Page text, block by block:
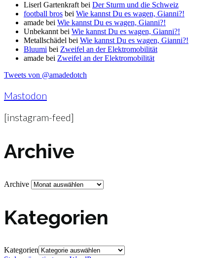
Liserl Gartenkraft bei Der Sturm und die Schweiz
football bros bei Wie kannst Du es wagen, Gianni?!
amade bei Wie kannst Du es wagen, Gianni?!
Unbekannt bei Wie kannst Du es wagen, Gianni?!
Metallschädel bei Wie kannst Du es wagen, Gianni?!
Bluumi bei Zweifel an der Elektromobilität
amade bei Zweifel an der Elektromobilität
Tweets von @amadedotch
Mastodon
[instagram-feed]
Archive
Archive
Kategorien
Kategorien